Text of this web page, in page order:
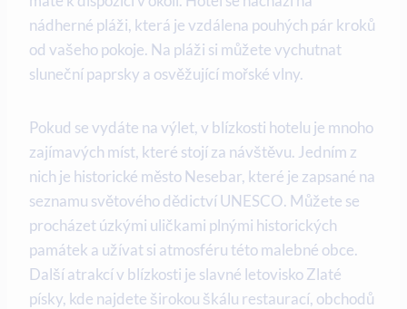
nádherné pláži, která je vzdálena pouhých pár kroků
od vašeho pokoje. Na pláži si můžete vychutnat
sluneční paprsky a osvěžující mořské vlny.
Pokud se vydáte na výlet, v blízkosti hotelu je mnoho
zajímavých míst, které stojí za návštěvu. Jedním z
nich je historické město Nesebar, které je zapsané na
seznamu světového dědictví UNESCO. Můžete se
procházet úzkými uličkami plnými historických
památek a užívat si atmosféru této malebné obce.
Další atrakcí v blízkosti je slavné letovisko Zlaté
písky, kde najdete širokou škálu restaurací, obchodů